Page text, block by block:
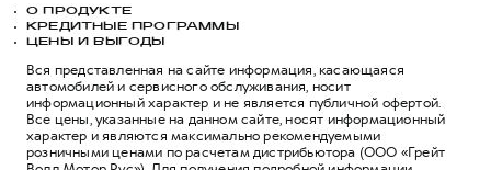
О ПРОДУКТЕ
КРЕДИТНЫЕ ПРОГРАММЫ
ЦЕНЫ И ВЫГОДЫ
Вся представленная на сайте информация, касающаяся
автомобилей и сервисного обслуживания, носит
информационный характер и не является публичной офертой.
Все цены, указанные на данном сайте, носят информационный
характер и являются максимально рекомендуемыми
розничными ценами по расчетам дистрибьютора (ООО «Грейт